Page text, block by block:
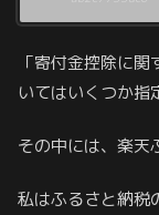
「寄付金控除に
いてはいくつか指
その中には、楽天
私はふるさと納税